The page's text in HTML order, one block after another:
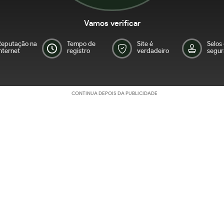
Vamos verificar
na
Tempo de
registro
Site é
verdadeiro
Selos
CONTINUA DEPOIS DA PUBLICIDADE